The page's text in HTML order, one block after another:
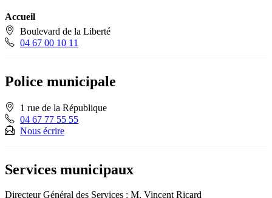
Accueil
Boulevard de la Liberté
04 67 00 10 11
Police municipale
1 rue de la République
04 67 77 55 55
Nous écrire
Services municipaux
Directeur Général des Services : M. Vincent Ricard